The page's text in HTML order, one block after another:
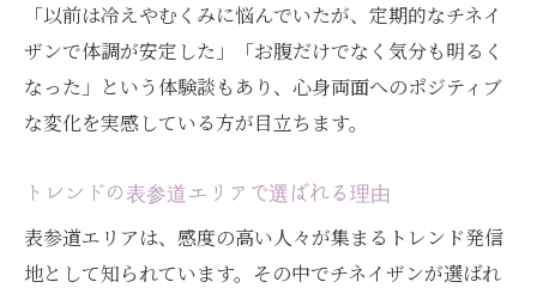
「以前は冷えやむくみに悩んでいたが、定期的なチネイ
ザンで体調が安定した」「お腹だけでなく気分も明るく
なった」という体験談もあり、心身両面へのポジティブ
な変化を実感している方が目立ちます。
トレンドの表参道エリアで選ばれる理由
表参道エリアは、感度の高い人々が集まるトレンド発信
地として知られています。その中でチネイザンが選ばれ